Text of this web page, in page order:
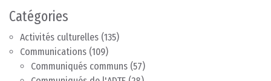
Catégories
Activités culturelles (135)
Communications (109)
Communiqués communs (57)